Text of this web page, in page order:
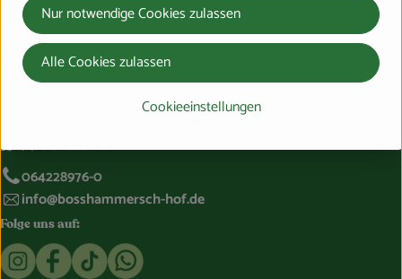
35274 Großseelheim
064228976-0
info@bosshammersch-hof.de
Folge uns auf:
Externer Link zu https://www.instagram.com/
Externer Link zu https://www.facebook.com/
Externer Link zu https://www.tiktok.com/
Externer Link zu https://whatsapp.com/
Cookieeinstellungen
Nur notwendige Cookies zulassen
Alle Cookies zulassen